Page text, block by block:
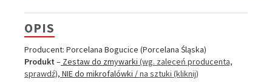
OPIS
Producent: Porcelana Bogucice (Porcelana Śląska)
Produkt – Zestaw do zmywarki (wg. zaleceń producenta,
sprawdź), NIE do mikrofalówki /na sztuki (kliknij)